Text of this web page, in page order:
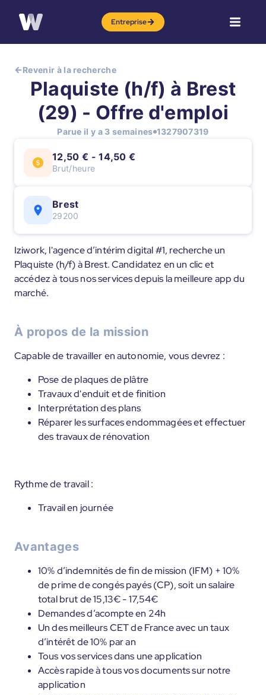
Entreprise
Revenir à la recherche
Plaquiste (h/f) à Brest
(29) - Offre d'emploi
Parue il y a 3 semaines 1327907319
12,50 € - 14,50 €
Brut/heure
Brest
29200
Iziwork, l'agence d’intérim digital #1, recherche un
Plaquiste (h/f) à Brest. Candidatez en un clic et
accédez à tous nos services depuis la meilleure app du
marché.
À propos de la mission
Capable de travailler en autonomie, vous devrez :
Pose de plaques de plâtre
Travaux d'enduit et de finition
Interprétation des plans
Réparer les surfaces endommagées et effectuer
des travaux de rénovation
Rythme de travail :
Travail en journée
Avantages
10% d’indemnités de fin de mission (IFM) + 10%
de prime de congés payés (CP), soit un salaire
total brut de 15,13€ - 17,54€
Demandes d’acompte en 24h
Un des meilleurs CET de France avec un taux
d’intérêt de 10% par an
Tous vos services dans une application
Accès rapide à tous vos documents sur notre
application